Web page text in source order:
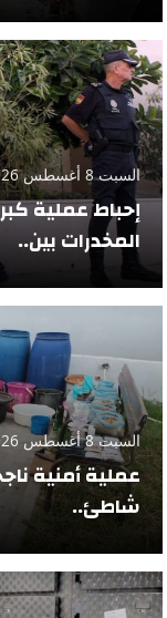
السبت 8 أغسطس 2026 - 11:42
إحباط عملية
المخدرات بين..
السبت 8 أغسطس 2026 - 01:42
عملية أمنية
شاطئ..